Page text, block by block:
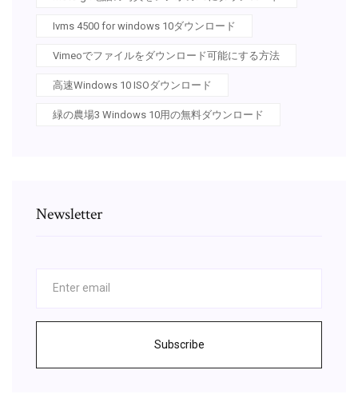
Ivms 4500 for windows 10ダウンロード
Vimeoでファイルをダウンロード可能にする方法
高速Windows 10 ISOダウンロード
緑の農場3 Windows 10用の無料ダウンロード
Newsletter
Subscribe